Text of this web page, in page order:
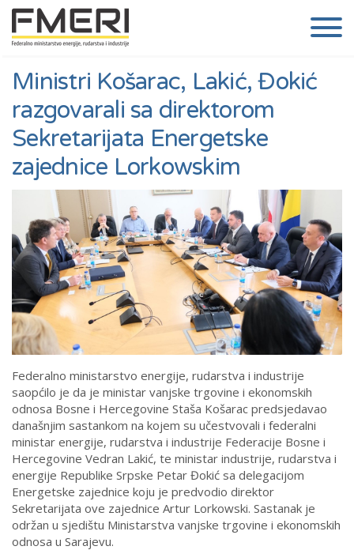
Ministri Košarac, Lakić, Đokić
razgovarali sa direktorom
Sekretarijata Energetske
zajednice Lorkowskim
Federalno ministarstvo energije, rudarstva i industrije
saopćilo je da je ministar vanjske trgovine i ekonomskih
odnosa Bosne i Hercegovine Staša Košarac predsjedavao
današnjim sastankom na kojem su učestvovali i federalni
ministar energije, rudarstva i industrije Federacije Bosne i
Hercegovine Vedran Lakić, te ministar industrije, rudarstva i
energije Republike Srpske Petar Đokić sa delegacijom
Energetske zajednice koju je predvodio direktor
Sekretarijata ove zajednice Artur Lorkowski. Sastanak je
održan u sjedištu Ministarstva vanjske trgovine i ekonomskih
odnosa u Sarajevu.